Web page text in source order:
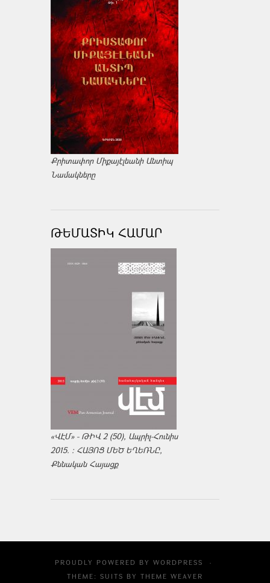
Քրիտափոր Միքայէլեանի Անտիպ
Նամակները
ԹԵՄԱՏԻԿ ՀԱՄԱՐ
«ՎԷՄ» - ԹԻՎ 2 (50), Ապրիլ-Հունիս
2015. : ՀԱՅՈՑ ՄԵԾ ԵՂԵՌՆԸ,
Քննական Հայացք
PROUDLY POWERED BY WORDPRESS
·
THEME: SUITS BY THEME WEAVER